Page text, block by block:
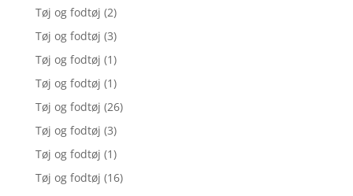
Tøj og fodtøj (2)
Tøj og fodtøj (3)
Tøj og fodtøj (1)
Tøj og fodtøj (1)
Tøj og fodtøj (26)
Tøj og fodtøj (3)
Tøj og fodtøj (1)
Tøj og fodtøj (16)